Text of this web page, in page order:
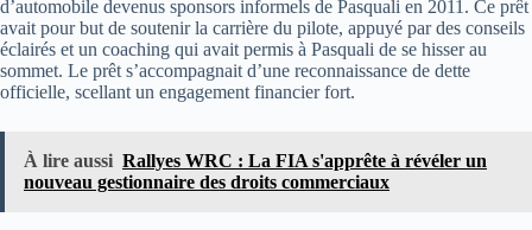
d’automobile devenus sponsors informels de Pasquali en 2011. Ce prêt
avait pour but de soutenir la carrière du pilote, appuyé par des conseils
éclairés et un coaching qui avait permis à Pasquali de se hisser au
sommet. Le prêt s’accompagnait d’une reconnaissance de dette
officielle, scellant un engagement financier fort.
À lire aussi Rallyes WRC : La FIA s'apprête à révéler un
nouveau gestionnaire des droits commerciaux